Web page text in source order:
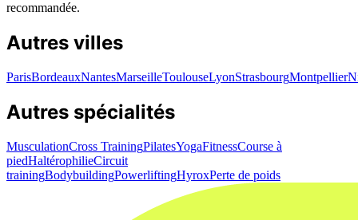
recommandée.
Autres villes
ParisBordeauxNantesMarseilleToulouseLyonStrasbourgMontpellier
Autres spécialités
MusculationCross TrainingPilatesYogaFitnessCourse à
piedHaltérophilieCircuit
trainingBodybuildingPowerliftingHyroxPerte de poids